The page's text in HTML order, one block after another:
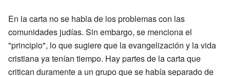
En la carta no se habla de los problemas con las
comunidades judías. Sin embargo, se menciona el
"principio", lo que sugiere que la evangelización y la vida
cristiana ya tenían tiempo. Hay partes de la carta que
critican duramente a un grupo que se había separado de